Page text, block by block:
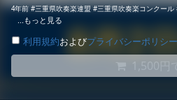
4年前 #三重県吹奏楽連盟 #三重県吹奏楽コンクール
...もっと見る
利用規約およびプライバシーポリシー
1,500円